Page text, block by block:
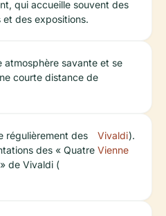
qui accueille souvent des
et des expositions.
atmosphère savante et se
courte distance de
régulièrement des
des « Quatre
de Vivaldi (
Vivaldi
Vienne
).